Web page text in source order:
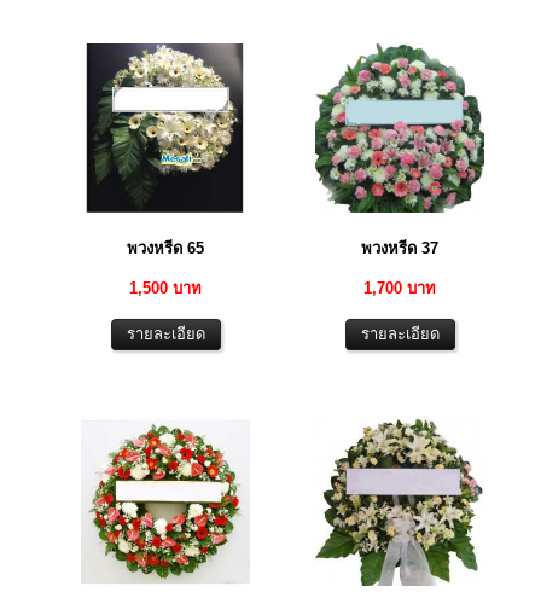
พวงหรีด 65
1,500 บาท
พวงหรีด 37
1,700 บาท